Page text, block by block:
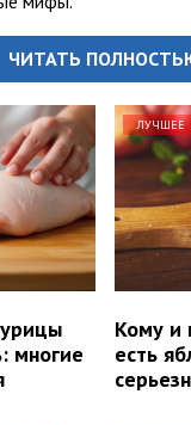
ЧИТАТЬ
многие
ЛУЧШЕЕ
Кому и
есть